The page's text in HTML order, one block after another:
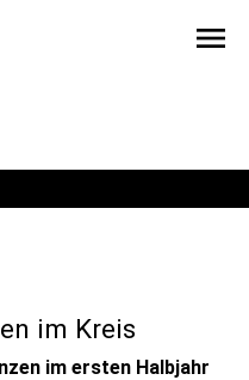
menu
im Kreis
im ersten Halbjahr